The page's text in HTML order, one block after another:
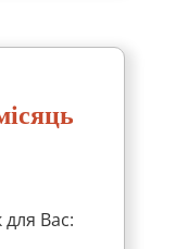
для Вас: